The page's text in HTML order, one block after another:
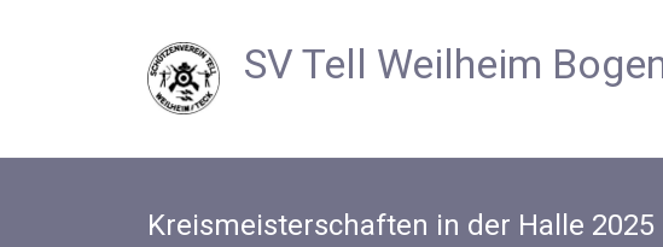
SV Tell Weilheim
Kreismeisterschaften in der Halle 2025